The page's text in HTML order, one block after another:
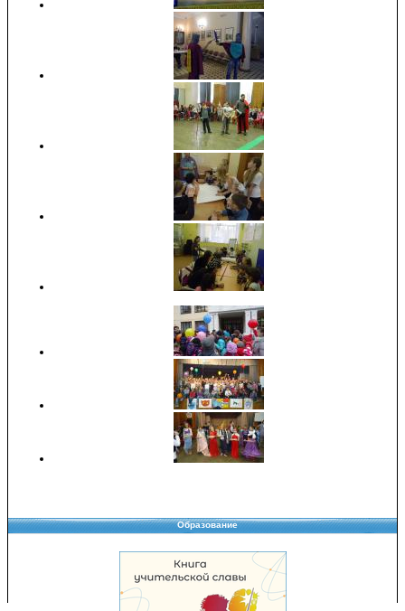
Образование
Copyright © 2008-2026 Управление образования
Перепечатка и использование материалов возможны только с разрешения
Управления образования.
103,945,518 уникальных посетителей